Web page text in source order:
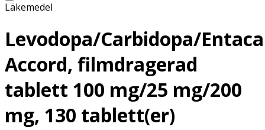
Läkemedel
Levodopa/Carbidopa/
Accord, filmdragerad
tablett 100 mg/25 mg/200
mg, 130 tablett(er)